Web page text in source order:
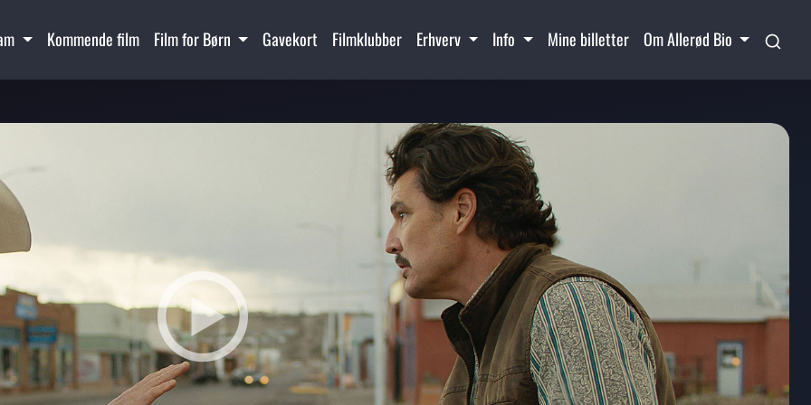
Kommende film Film for Børn Gavekort Filmklubber Erhverv Info Mine billetter Om Allerød Bio